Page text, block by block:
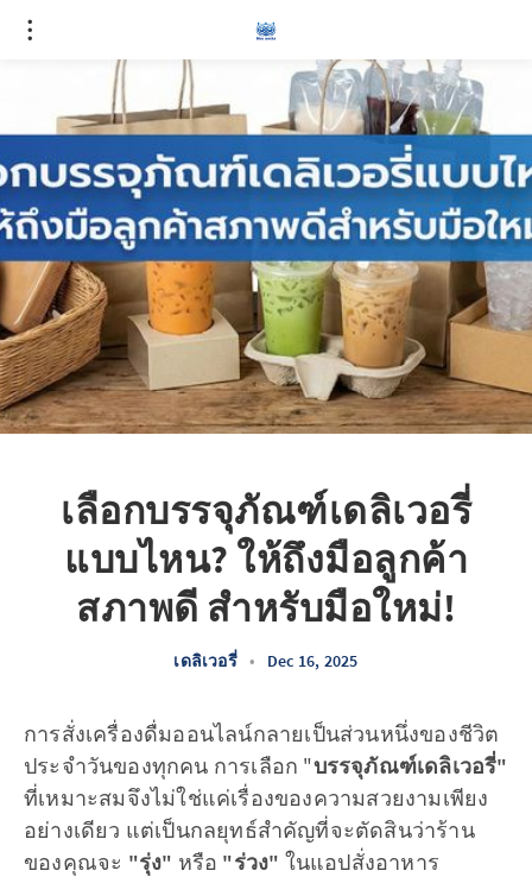
เลือกบรรจุภัณฑ์เดลิเวอรี่
แบบไหน? ให้ถึงมือลูกค้า
สภาพดี สำหรับมือใหม่!
เดลิเวอรี่ • Dec 16, 2025
การสั่งเครื่องดื่มออนไลน์กลายเป็นส่วนหนึ่งของชีวิต
ประจำวันของทุกคน การเลือก "บรรจุภัณฑ์เดลิเวอรี่"
ที่เหมาะสมจึงไม่ใช่แค่เรื่องของความสวยงามเพียง
อย่างเดียว แต่เป็นกลยุทธ์สำคัญที่จะตัดสินว่าร้าน
ของคุณจะ "รุ่ง" หรือ "ร่วง" ในแอปสั่งอาหาร